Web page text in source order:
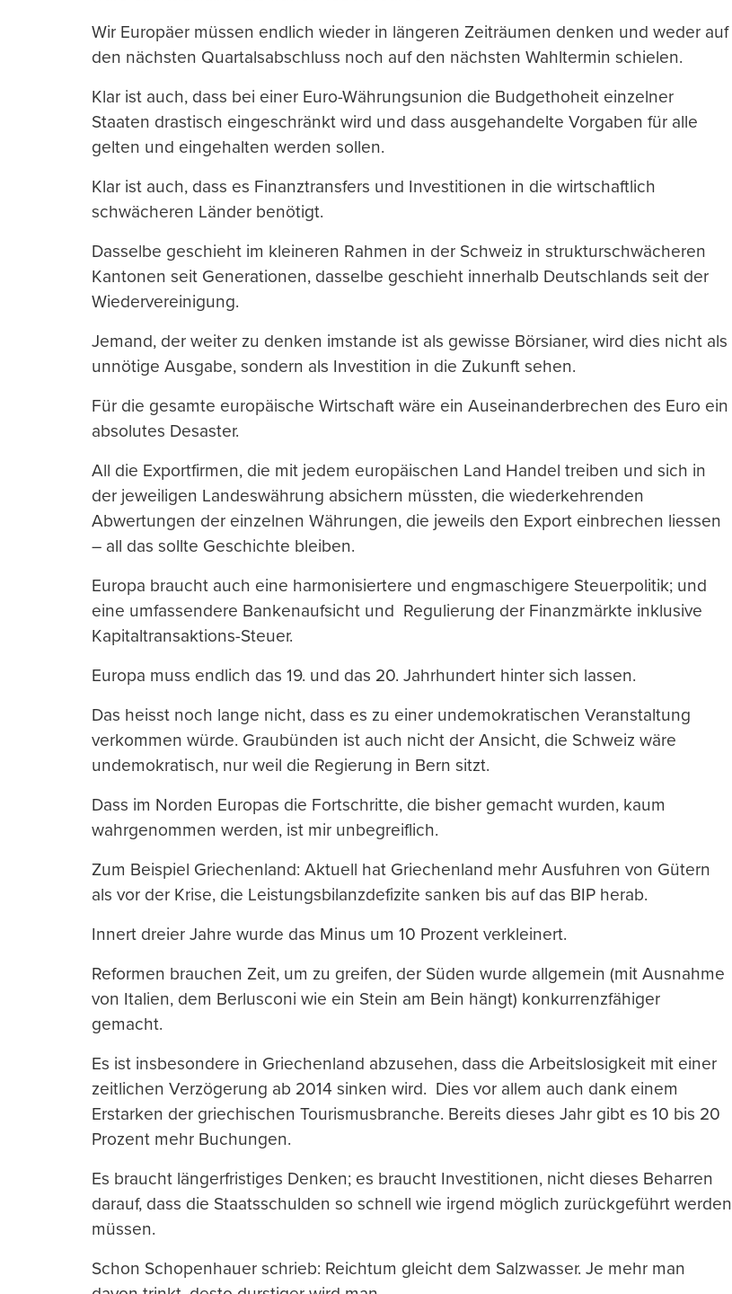
Wir Europäer müssen endlich wieder in längeren Zeiträumen denken und weder auf
den nächsten Quartalsabschluss noch auf den nächsten Wahltermin schielen.
Klar ist auch, dass bei einer Euro-Währungsunion die Budgethoheit einzelner
Staaten drastisch eingeschränkt wird und dass ausgehandelte Vorgaben für alle
gelten und eingehalten werden sollen.
Klar ist auch, dass es Finanztransfers und Investitionen in die wirtschaftlich
schwächeren Länder benötigt.
Dasselbe geschieht im kleineren Rahmen in der Schweiz in strukturschwächeren
Kantonen seit Generationen, dasselbe geschieht innerhalb Deutschlands seit der
Wiedervereinigung.
Jemand, der weiter zu denken imstande ist als gewisse Börsianer, wird dies nicht als
unnötige Ausgabe, sondern als Investition in die Zukunft sehen.
Für die gesamte europäische Wirtschaft wäre ein Auseinanderbrechen des Euro ein
absolutes Desaster.
All die Exportfirmen, die mit jedem europäischen Land Handel treiben und sich in
der jeweiligen Landeswährung absichern müssten, die wiederkehrenden
Abwertungen der einzelnen Währungen, die jeweils den Export einbrechen liessen
– all das sollte Geschichte bleiben.
Europa braucht auch eine harmonisiertere und engmaschigere Steuerpolitik; und
eine umfassendere Bankenaufsicht und Regulierung der Finanzmärkte inklusive
Kapitaltransaktions-Steuer.
Europa muss endlich das 19. und das 20. Jahrhundert hinter sich lassen.
Das heisst noch lange nicht, dass es zu einer undemokratischen Veranstaltung
verkommen würde. Graubünden ist auch nicht der Ansicht, die Schweiz wäre
undemokratisch, nur weil die Regierung in Bern sitzt.
Dass im Norden Europas die Fortschritte, die bisher gemacht wurden, kaum
wahrgenommen werden, ist mir unbegreiflich.
Zum Beispiel Griechenland: Aktuell hat Griechenland mehr Ausfuhren von Gütern
als vor der Krise, die Leistungsbilanzdefizite sanken bis auf das BIP herab.
Innert dreier Jahre wurde das Minus um 10 Prozent verkleinert.
Reformen brauchen Zeit, um zu greifen, der Süden wurde allgemein (mit Ausnahme
von Italien, dem Berlusconi wie ein Stein am Bein hängt) konkurrenzfähiger
gemacht.
Es ist insbesondere in Griechenland abzusehen, dass die Arbeitslosigkeit mit einer
zeitlichen Verzögerung ab 2014 sinken wird. Dies vor allem auch dank einem
Erstarken der griechischen Tourismusbranche. Bereits dieses Jahr gibt es 10 bis 20
Prozent mehr Buchungen.
Es braucht längerfristiges Denken; es braucht Investitionen, nicht dieses Beharren
darauf, dass die Staatsschulden so schnell wie irgend möglich zurückgeführt werden
müssen.
Schon Schopenhauer schrieb: Reichtum gleicht dem Salzwasser. Je mehr man